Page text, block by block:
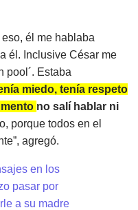
él me hablaba
él. Inclusive César me
pool´. Estaba
miedo, tenía respeto
no salí hablar ni
porque todos en el
agregó.
en los
pasar por
a su madre